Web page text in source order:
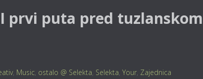
prvi puta pred tuzlanskom
, Music, ostalo @ Selekta, Selekta, Your, Zajednica